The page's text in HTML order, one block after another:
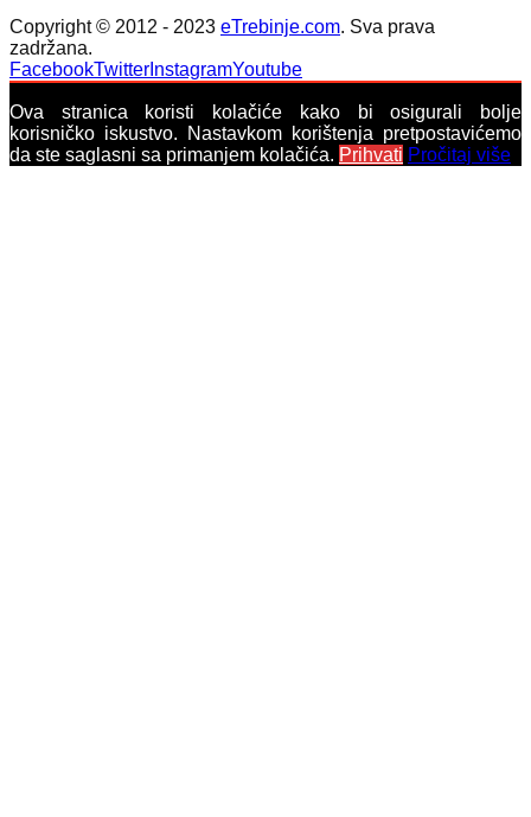
Copyright © 2012 - 2023 eTrebinje.com. Sva prava
zadržana.
FacebookTwitter InstagramYoutube
Ova stranica koristi kolačiće kako bi osigurali bolje
korisničko iskustvo. Nastavkom korištenja pretpostavićemo
da ste saglasni sa primanjem kolačića. Prihvati Pročitaj više